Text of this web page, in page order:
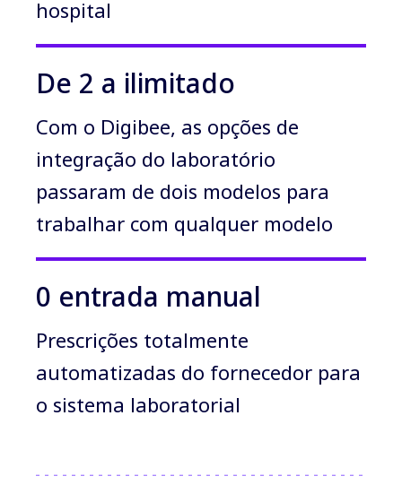
hospital
De 2 a ilimitado
Com o Digibee, as opções de
integração do laboratório
passaram de dois modelos para
trabalhar com qualquer modelo
0 entrada manual
Prescrições totalmente
automatizadas do fornecedor para
o sistema laboratorial